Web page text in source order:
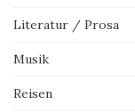
Literatur / Prosa
Musik
Reisen